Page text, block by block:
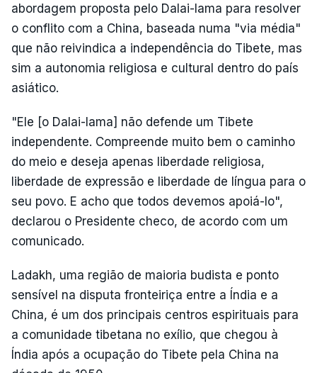
abordagem proposta pelo Dalai-lama para resolver
o conflito com a China, baseada numa "via média"
que não reivindica a independência do Tibete, mas
sim a autonomia religiosa e cultural dentro do país
asiático.
"Ele [o Dalai-lama] não defende um Tibete
independente. Compreende muito bem o caminho
do meio e deseja apenas liberdade religiosa,
liberdade de expressão e liberdade de língua para o
seu povo. E acho que todos devemos apoiá-lo",
declarou o Presidente checo, de acordo com um
comunicado.
Ladakh, uma região de maioria budista e ponto
sensível na disputa fronteiriça entre a Índia e a
China, é um dos principais centros espirituais para
a comunidade tibetana no exílio, que chegou à
Índia após a ocupação do Tibete pela China na